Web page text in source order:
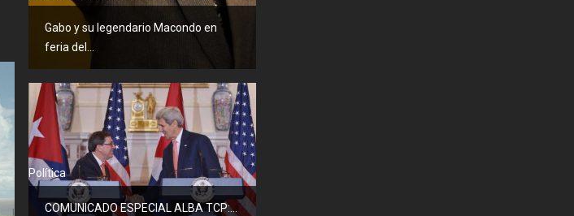
Gabo y su legendario Macondo en
feria del...
Política
COMUNICADO ESPECIAL ALBA TCP:...